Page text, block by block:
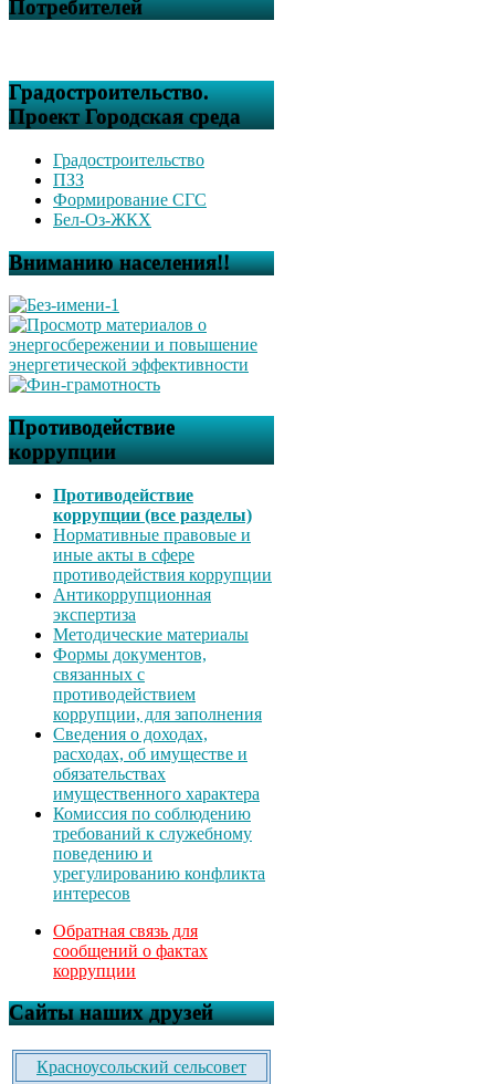
Потребителей
Градостроительство.
Проект Городская среда
Градостроительство
ПЗЗ
Формирование СГС
Бел-Оз-ЖКХ
Вниманию населения!!
Противодействие
коррупции
Противодействие
коррупции (все разделы)
Нормативные правовые и
иные акты в сфере
противодействия коррупции
Антикоррупционная
экспертиза
Методические материалы
Формы документов,
связанных с
противодействием
коррупции, для заполнения
Сведения о доходах,
расходах, об имуществе и
обязательствах
имущественного характера
Комиссия по соблюдению
требований к служебному
поведению и
урегулированию конфликта
интересов
Обратная связь для
сообщений о фактах
коррупции
Сайты наших друзей
Красноусольский сельсовет